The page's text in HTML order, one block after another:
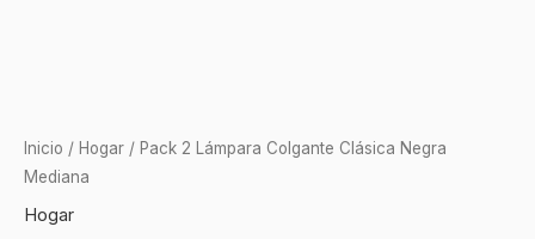
Inicio / Hogar / Pack 2 Lámpara Colgante Clásica Negra
Mediana
Hogar